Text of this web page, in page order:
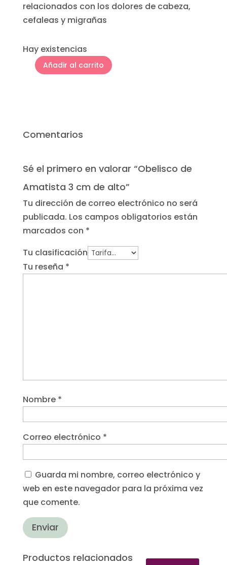
relacionados con los dolores de cabeza,
cefaleas y migrañas
Hay existencias
Obelisco
de
cantidad
Añadir al carrito
Comentarios
Sé el primero en valorar “Obelisco de
Amatista 3 cm de alto”
Tu dirección de correo electrónico no será
publicada. Los campos obligatorios están
marcados con *
Tu clasificación
Tu reseña *
Nombre *
Correo electrónico *
Guarda mi nombre, correo electrónico y
web en este navegador para la próxima vez
que comente.
Enviar
Productos relacionados